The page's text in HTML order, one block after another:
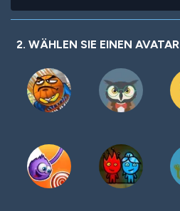
2. WÄHLEN SIE EINEN AVATAR